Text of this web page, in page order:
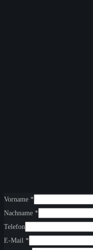
Vorname *
Nachname *
Telefon
E-Mail *